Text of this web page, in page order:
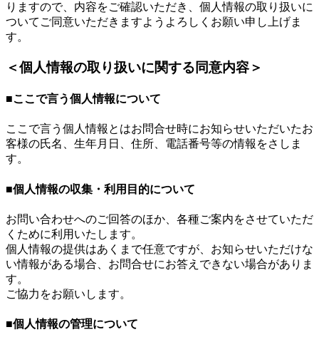
りますので、内容をご確認いただき、個人情報の取り扱いに
ついてご同意いただきますようよろしくお願い申し上げま
す。
＜個人情報の取り扱いに関する同意内容＞
■ここで言う個人情報について
ここで言う個人情報とはお問合せ時にお知らせいただいたお
客様の氏名、生年月日、住所、電話番号等の情報をさしま
す。
■個人情報の収集・利用目的について
お問い合わせへのご回答のほか、各種ご案内をさせていただ
くために利用いたします。
個人情報の提供はあくまで任意ですが、お知らせいただけな
い情報がある場合、お問合せにお答えできない場合がありま
す。
ご協力をお願いします。
■個人情報の管理について